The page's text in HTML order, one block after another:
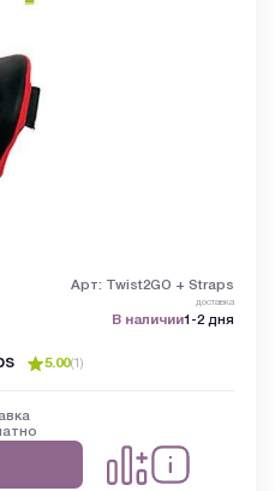
Арт: Twist2GO + Straps
доставка
В наличии1-2 дня
5.00(1)